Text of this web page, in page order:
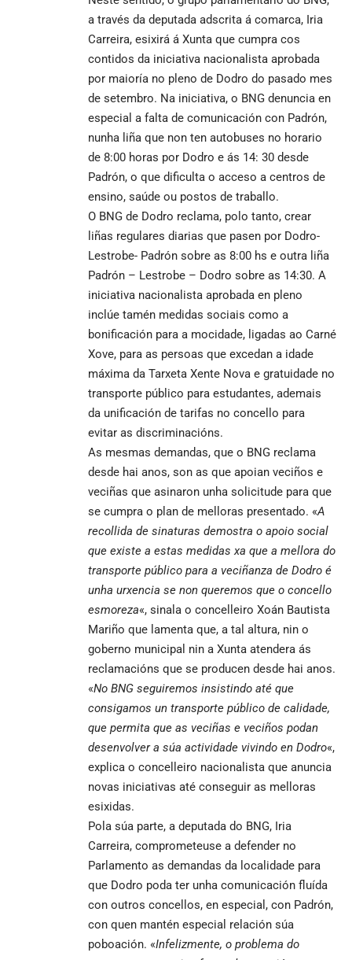
a través da deputada adscrita á comarca, Iria
Carreira, esixirá á Xunta que cumpra cos
contidos da iniciativa nacionalista aprobada
por maioría no pleno de Dodro do pasado mes
de setembro. Na iniciativa, o BNG denuncia en
especial a falta de comunicación con Padrón,
nunha liña que non ten autobuses no horario
de 8:00 horas por Dodro e ás 14: 30 desde
Padrón, o que dificulta o acceso a centros de
ensino, saúde ou postos de traballo.
O BNG de Dodro reclama, polo tanto, crear
liñas regulares diarias que pasen por Dodro-
Lestrobe- Padrón sobre as 8:00 hs e outra liña
Padrón – Lestrobe – Dodro sobre as 14:30. A
iniciativa nacionalista aprobada en pleno
inclúe tamén medidas sociais como a
bonificación para a mocidade, ligadas ao Carné
Xove, para as persoas que excedan a idade
máxima da Tarxeta Xente Nova e gratuidade no
transporte público para estudantes, ademais
da unificación de tarifas no concello para
evitar as discriminacións.
As mesmas demandas, que o BNG reclama
desde hai anos, son as que apoian veciños e
veciñas que asinaron unha solicitude para que
se cumpra o plan de melloras presentado. «A
recollida de sinaturas demostra o apoio social
que existe a estas medidas xa que a mellora do
transporte público para a veciñanza de Dodro é
unha urxencia se non queremos que o concello
esmoreza«, sinala o concelleiro Xoán Bautista
Mariño que lamenta que, a tal altura, nin o
goberno municipal nin a Xunta atendera ás
reclamacións que se producen desde hai anos.
«No BNG seguiremos insistindo até que
consigamos un transporte público de calidade,
que permita que as veciñas e veciños podan
desenvolver a súa actividade vivindo en Dodro«,
explica o concelleiro nacionalista que anuncia
novas iniciativas até conseguir as melloras
esixidas.
Pola súa parte, a deputada do BNG, Iria
Carreira, comprometeuse a defender no
Parlamento as demandas da localidade para
que Dodro poda ter unha comunicación fluída
con outros concellos, en especial, con Padrón,
con quen mantén especial relación súa
poboación. «Infelizmente, o problema do